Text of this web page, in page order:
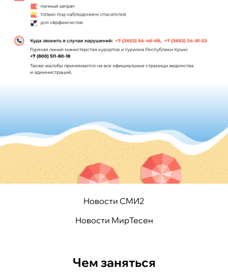
Новости СМИ2
Новости МирТесен
Чем заняться